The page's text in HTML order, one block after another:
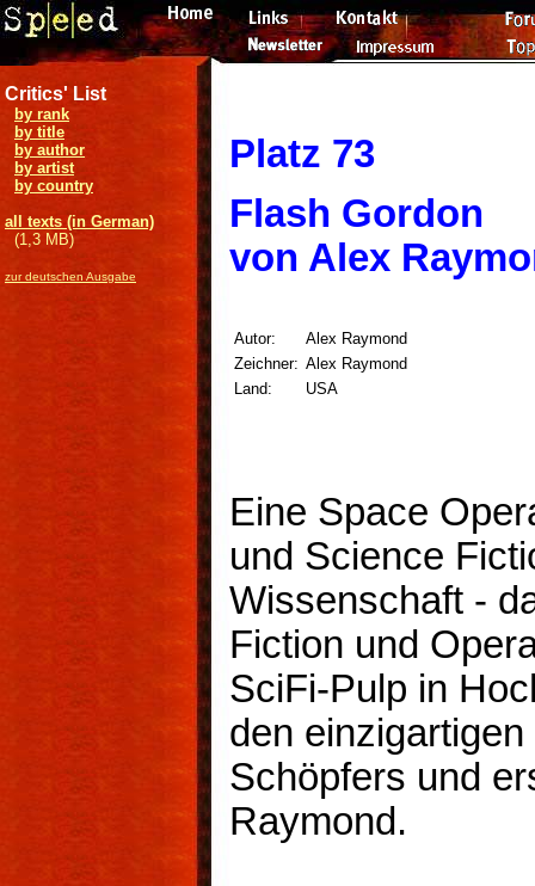
Critics' List
by rank
by title
by author
by artist
by country
all texts (in German)
(1,3 MB)
zur deutschen Ausgabe
Platz 73
Flash Gordon
von Alex
Autor:
Alex Raymond
Zeichner: Alex Raymond
Land:
USA
Eine Space
und Science
Wissenschaft -
Fiction und
SciFi-Pulp in
den
Schöpfers und
Raymond.